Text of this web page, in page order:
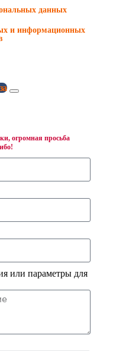
данных
и информационных
огромная просьба
или параметры для